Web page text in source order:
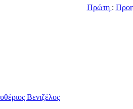
Πρώτη :
Βενιζέλος